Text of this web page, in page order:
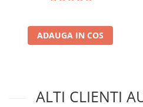
ADAUGA IN COS
ALTI CLIENTI